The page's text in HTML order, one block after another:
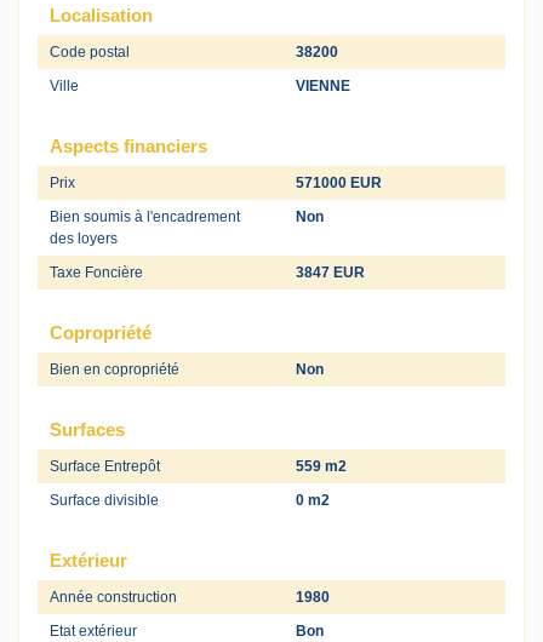
Localisation
Code postal
38200
Ville
VIENNE
Aspects financiers
Prix
571000 EUR
Bien soumis à l'encadrement
des loyers
Non
Taxe Foncière 3847 EUR
Copropriété
Bien en copropriété Non
Surfaces
Surface Entrepôt
559 m2
Surface divisible
0 m2
Extérieur
Année construction
1980
Etat extérieur
Bon